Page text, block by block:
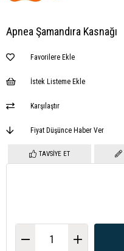
Apnea Şamandıra Kasnağı
Favorilere Ekle
İstek Listeme Ekle
Karşılaştır
Fiyat Düşünce Haber Ver
TAVSIYE ET